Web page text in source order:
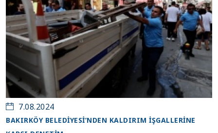
7.08.2024
BAKIRKÖY BELEDİYESİ’NDEN KALDIRIM İŞGALLERİNE